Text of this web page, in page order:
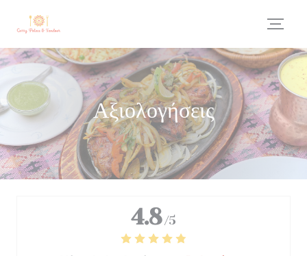
Αξιολογήσεις
4.8 /5